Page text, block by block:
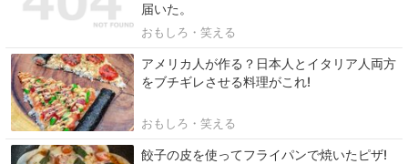
届いた。
おもしろ・笑える
アメリカ人が作る？日本人とイタリア人両方
をブチギレさせる料理がこれ!
おもしろ・笑える
餃子の皮を使ってフライパンで焼いたピザ!